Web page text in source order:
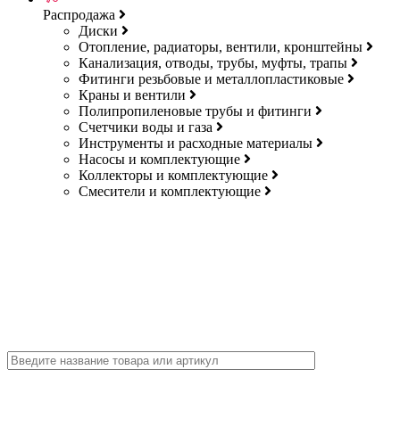
Распродажа
Диски
Отопление, радиаторы, вентили, кронштейны
Канализация, отводы, трубы, муфты, трапы
Фитинги резьбовые и металлопластиковые
Краны и вентили
Полипропиленовые трубы и фитинги
Счетчики воды и газа
Инструменты и расходные материалы
Насосы и комплектующие
Коллекторы и комплектующие
Смесители и комплектующие